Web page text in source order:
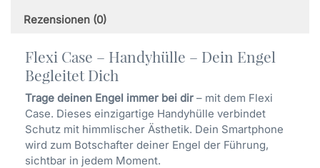
Rezensionen (0)
Flexi Case – Handyhülle – Dein Engel
Begleitet Dich
Trage deinen Engel immer bei dir – mit dem Flexi
Case. Dieses einzigartige Handyhülle verbindet
Schutz mit himmlischer Ästhetik. Dein Smartphone
wird zum Botschafter deiner Engel der Führung,
sichtbar in jedem Moment.